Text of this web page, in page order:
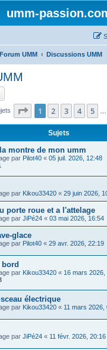
umm-
Forum UMM Discussions UMM
Page 1sur16
1 2 3 4 5
Sujets
montre de mon umm
par Pilot40 « 05 juil. 2026, 12:48
par Kikou33420 « 29 juin 2026,
porte roue et a l'attelage
par JiPé24 « 03 mai 2026, 16:54
glace
par Pilot40 « 29 avr. 2026, 22:19
bord
par Kikou33420 « 16 mars 2026,
électrique
par Kikou33420 « 11 mars 2026,
par JiPé24 « 11 févr. 2026, 20:16